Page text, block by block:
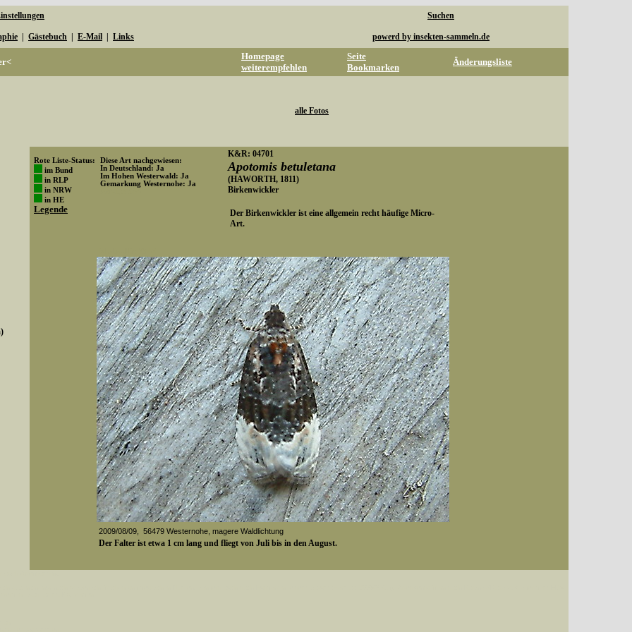
Suchen
Gästebuch E-Mail Links powerd by insekten-sammeln.de
Homepage
weiterempfehlen
Seite
Bookmarken
Änderungsliste
alle Fotos
Rote Liste-Status:
im Bund
in RLP
in NRW
in HE
Legende
Diese Art nachgewiesen:
In Deutschland: Ja
Im Hohen Westerwald: Ja
Gemarkung Westernohe: Ja
K&R: 04701
Apotomis betuletana
(HAWORTH, 1811)
Birkenwickler
Der Birkenwickler ist eine allgemein recht häufige Micro-
Art.
2009/08/09, 56479 Westernohe, magere Waldlichtung
Der Falter ist etwa 1 cm lang und fliegt von Juli bis in den August.